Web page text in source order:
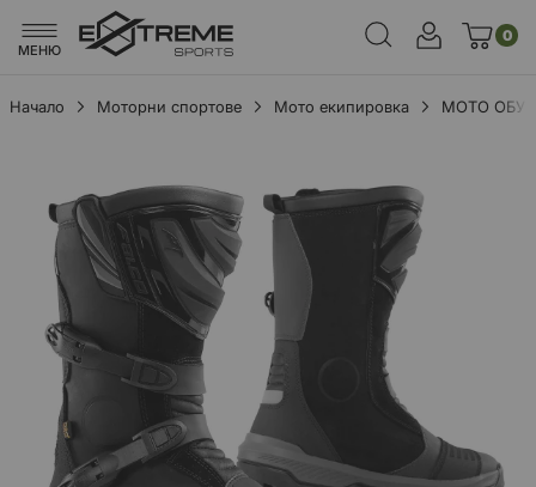
МЕНЮ
0
Начало Моторни спортове Мото екипировка
МОТО
галерията
изображенията